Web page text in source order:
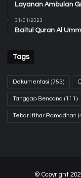
Layanan Ambulan
31/01/2023
Baitul Quran Al
Tags
Dekumentasi (753)
Tanggap Bencana (111)
Tebar Ifthar Ramadhan
© Copyright